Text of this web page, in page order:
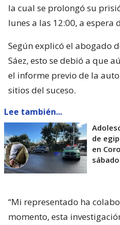
la cual se prolongó su
lunes a las 12:00, a espera
Según explicó el abogado
Sáez, esto se debió a que
el informe previo de la
sitios del suceso.
Lee también...
de
en
sábado
“Mi representado ha
momento, esta